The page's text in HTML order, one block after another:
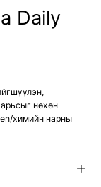
Daily
нөхөн
химийн нарны